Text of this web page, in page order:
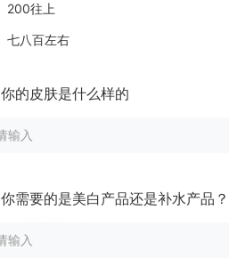
200往上
七八百左右
你的皮肤是什么样的
你需要的是美白产品还是补水产品？